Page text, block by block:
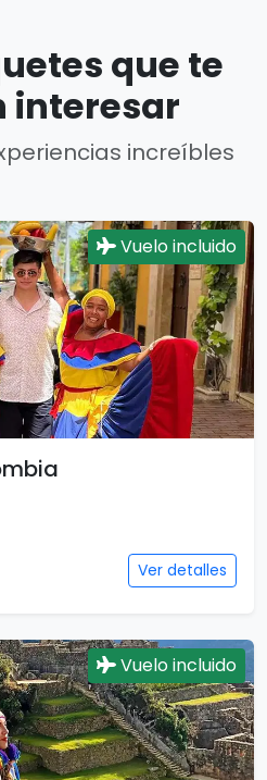
que te
interesar
increíbles
Vuelo incluido
Ver detalles
Vuelo incluido